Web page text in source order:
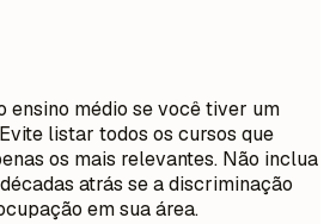
ensino médio se você tiver um
listar todos os cursos que
os mais relevantes. Não inclua
atrás se a discriminação
em sua área.